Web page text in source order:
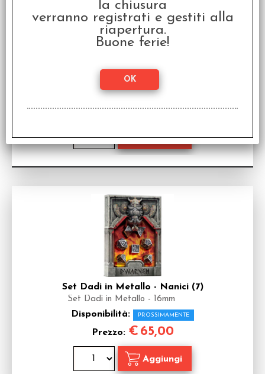
Set Dadi in Metallo - 16mm
Disponibilità: DISPONIBILE
Prezzo:€ 50,00
Set Dadi in Metallo - Nanici (7)
Set Dadi in Metallo - 16mm
Disponibilità: PROSSIMAMENTE
Prezzo: € 65,00
la chiusura
verranno registrati e gestiti alla
riapertura.
Buone ferie!